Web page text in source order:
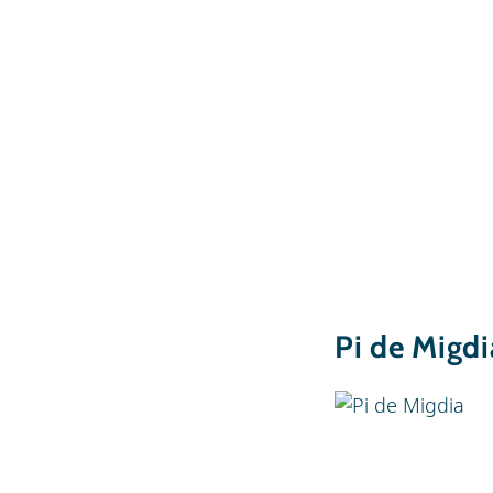
Pi de